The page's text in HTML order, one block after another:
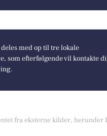
med op til tre lokale
som efterfølgende vil kontakte
fra eksterne kilder, herunder